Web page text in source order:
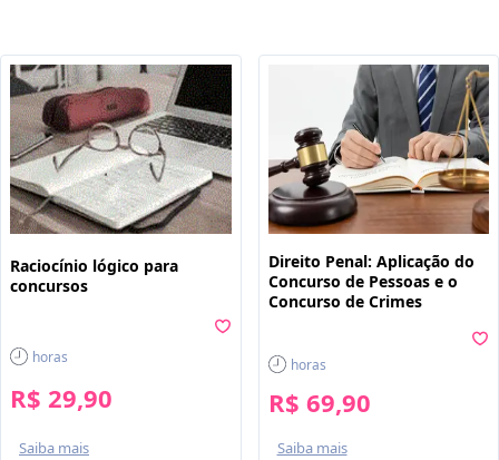
Raciocínio lógico para
concursos
horas
R$ 29,90
Saiba mais
Direito Penal: Aplicação do
Concurso de Pessoas e o
Concurso de Crimes
horas
R$ 69,90
Saiba mais